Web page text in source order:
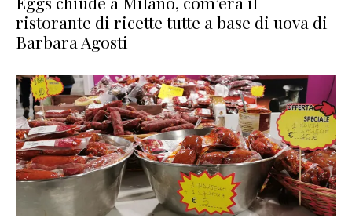
ristorante di ricette tutte a base di uova di
Barbara Agosti